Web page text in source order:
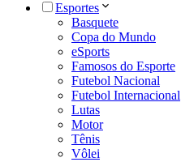
Esportes
Basquete
Copa do Mundo
eSports
Famosos do Esporte
Futebol Nacional
Futebol Internacional
Lutas
Motor
Tênis
Vôlei